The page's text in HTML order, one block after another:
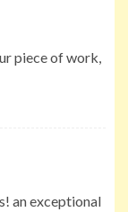
piece of work,
an exceptional